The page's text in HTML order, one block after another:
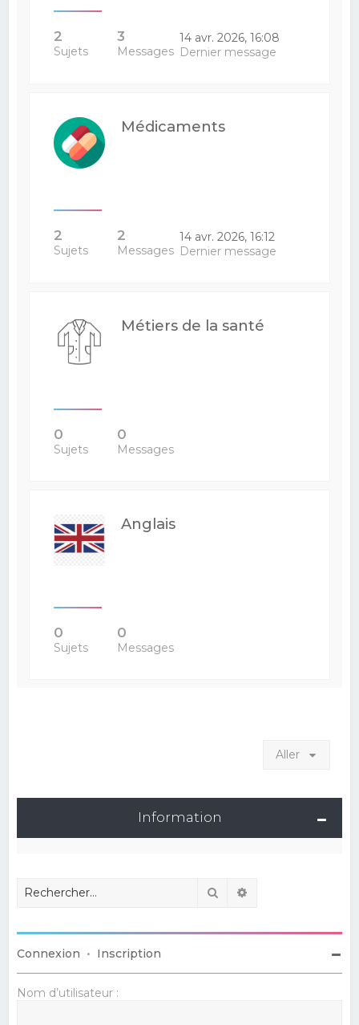
2
Sujets
3
Messages
14 avr. 2026, 16:08
Dernier message
Médicaments
2
Sujets
2
Messages
14 avr. 2026, 16:12
Dernier message
Métiers de la santé
0
Sujets
0
Messages
Anglais
0
Sujets
0
Messages
Aller
Information
Rechercher
Connexion • Inscription
Nom d’utilisateur :